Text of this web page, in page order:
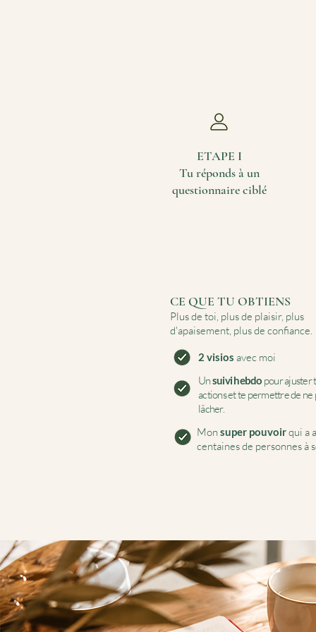
ETAPE I
Tu réponds à un
questionnaire ciblé
CE QUE TU OBTIENS
Plus de toi, plus de plaisir, plus
d'apaisement, plus de confiance. ​
2 visios avec moi
Unsuivi hebdo pour ajuster
actionset te permettre de ne
lâcher.
Mon super pouvoirqui a
centaines de personnes à